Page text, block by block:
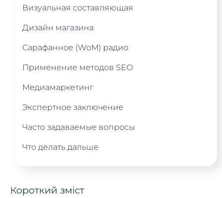
Визуальная составляющая
Дизайн магазина
Сарафанное (WoM) радио
Применение методов SEO
Медиамаркетинг
Экспертное заключение
Часто задаваемые вопросы
Что делать дальше
Короткий зміст